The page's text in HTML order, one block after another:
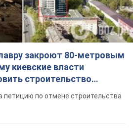
закроют 80-метровым
киевские власти
строительство
верующего"
петицию по отмене строительства